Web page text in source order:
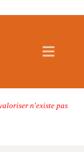
n'existe pas